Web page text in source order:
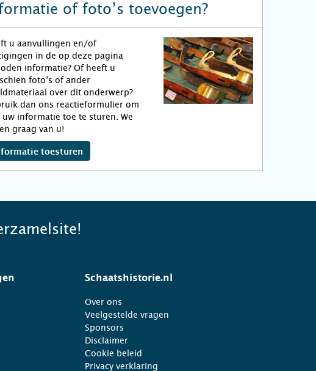
of foto’s toevoegen?
u aanvullingen en/of
in de op deze pagina
informatie? Of heeft u
foto’s of ander
over dit onderwerp?
dan ons reactieformulier om
uw informatie toe te sturen. We
graag van u!
toesturen
Schaatshistorie.nl
Over ons
Veelgestelde vragen
Sponsors
Disclaimer
Cookie beleid
Privacy verklaring